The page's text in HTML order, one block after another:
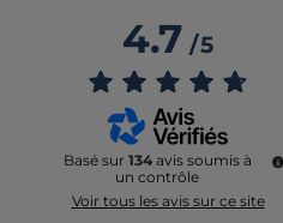
4.7/5
Basé sur 134 avis soumis à
un contrôle
Voir tous les avis sur ce site